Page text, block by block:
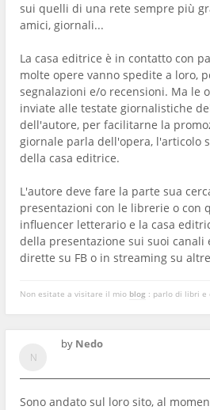
sui quelli di una rete sempre più
amici, giornali...
La casa editrice è in contatto con
molte opere vanno spedite a loro,
segnalazioni e/o recensioni. Ma le
inviate alle testate giornalistiche
dell'autore, per facilitarne la
giornale parla dell'opera, l'articolo
della casa editrice.
L'autore deve fare la parte sua
presentazioni con le librerie o con
influencer letterario e la casa
della presentazione sui suoi canali
dirette su FB o in streaming su
Non esitate a visitare il mio blog : parlo di libri e
by Nedo
Sono andato sul loro sito, al